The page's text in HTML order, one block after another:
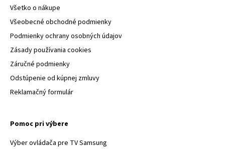
Všetko o nákupe
Všeobecné obchodné podmienky
Podmienky ochrany osobných údajov
Zásady používania cookies
Záručné podmienky
Odstúpenie od kúpnej zmluvy
Reklamačný formulár
Pomoc pri výbere
Výber ovládača pre TV Samsung